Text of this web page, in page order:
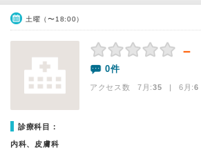
土曜（〜18:00）
－
0件
アクセス数 7月:35 | 6月:6
診療科目：
内科、皮膚科